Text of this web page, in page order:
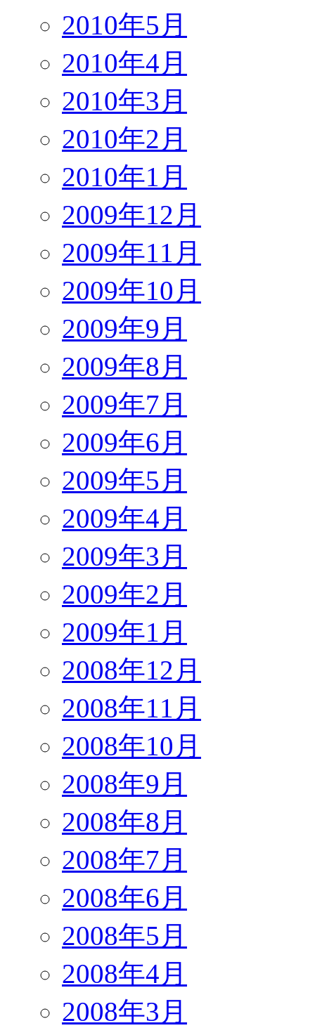
2010年5月
2010年4月
2010年3月
2010年2月
2010年1月
2009年12月
2009年11月
2009年10月
2009年9月
2009年8月
2009年7月
2009年6月
2009年5月
2009年4月
2009年3月
2009年2月
2009年1月
2008年12月
2008年11月
2008年10月
2008年9月
2008年8月
2008年7月
2008年6月
2008年5月
2008年4月
2008年3月